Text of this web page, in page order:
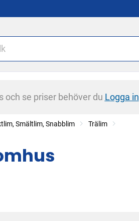
och se priser behöver du Logga in
Smältlim, Snabblim
Trälim